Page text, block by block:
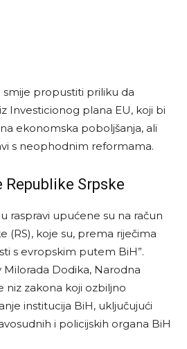
smije propustiti priliku da
Investicionog plana EU, koji bi
ekonomska poboljšanja, ali
s neophodnim reformama.
Srpske
raspravi upućene su na račun
(RS), koje su, prema riječima
s evropskim putem BiH”.
Dodika, Narodna
niz zakona koji ozbiljno
institucija BiH, uključujući
i policijskih organa BiH